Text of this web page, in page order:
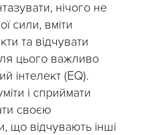
нічого не
сили, вміти
та відчувати
цього важливо
інтелект (EQ).
і сприймати
своєю
що відчувають інші